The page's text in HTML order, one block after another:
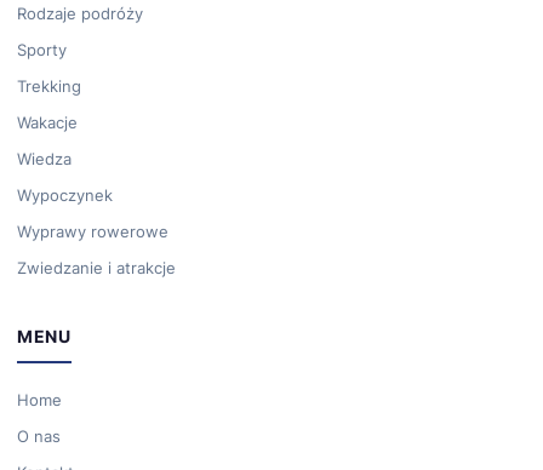
Rodzaje podróży
Sporty
Trekking
Wakacje
Wiedza
Wypoczynek
Wyprawy rowerowe
Zwiedzanie i atrakcje
MENU
Home
O nas